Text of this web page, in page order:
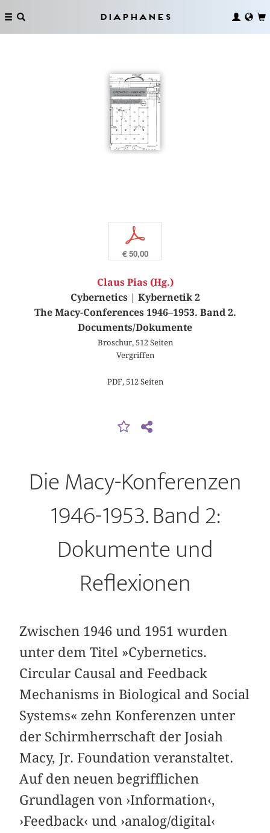
Diaphanes
p
€ 50,00
Claus Pias (Hg.)
Cybernetics | Kybernetik 2
The Macy-Conferences 1946–1953. Band 2.
Documents/Dokumente
Broschur, 512 Seiten
Vergriffen
PDF, 512 Seiten
Die Macy-Konferenzen
1946-1953. Band 2:
Dokumente und
Reflexionen
Zwischen 1946 und 1951 wurden
unter dem Titel »Cybernetics.
Circular Causal and Feedback
Mechanisms in Biological and Social
Systems« zehn Konferenzen unter
der Schirmherrschaft der Josiah
Macy, Jr. Foundation veranstaltet.
Auf den neuen begrifflichen
Grundlagen von ›Information‹,
›Feedback‹ und ›analog/digital‹